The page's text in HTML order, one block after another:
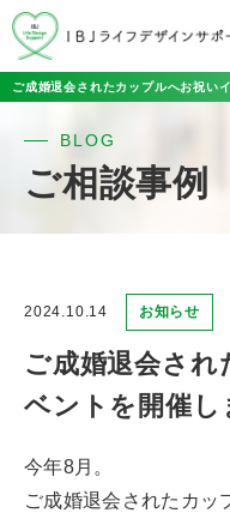
BLOG
ご相談事例
2024.10.14 お知らせ
ご成婚退会され
ベントを開催し
今年8月。
ご成婚退会されたカッ